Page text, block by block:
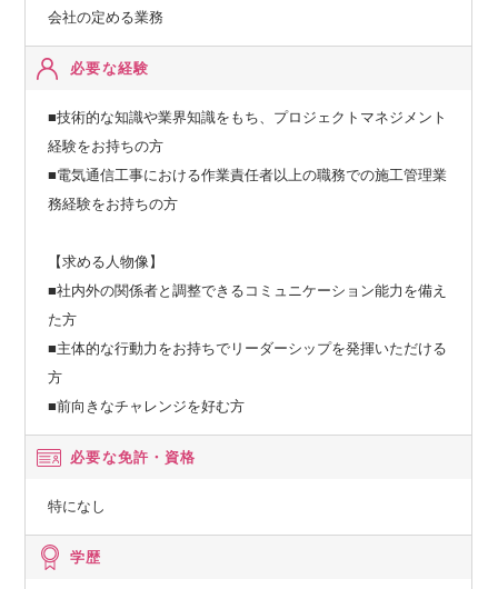
会社の定める業務
必要な経験
■技術的な知識や業界知識をもち、プロジェクトマネジメント
経験をお持ちの方
■電気通信工事における作業責任者以上の職務での施工管理業
務経験をお持ちの方
【求める人物像】
■社内外の関係者と調整できるコミュニケーション能力を備え
た方
■主体的な行動力をお持ちでリーダーシップを発揮いただける
方
■前向きなチャレンジを好む方
必要な免許・資格
特になし
学歴